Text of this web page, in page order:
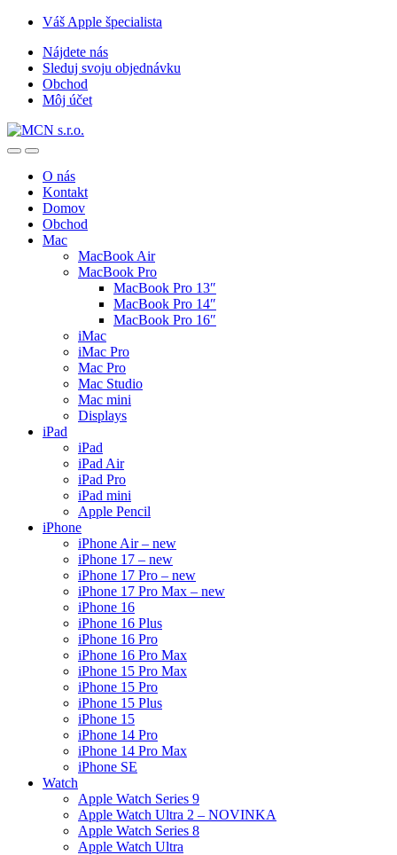
Skip
navigation
Skip
content
Váš Apple špecialista
Nájdete nás
Sleduj svoju objednávku
Obchod
Môj účet
O nás
Kontakt
Domov
Obchod
Mac
MacBook Air
MacBook Pro
MacBook Pro 13″
MacBook Pro 14″
MacBook Pro 16″
iMac
iMac Pro
Mac Pro
Mac Studio
Mac mini
Displays
iPad
iPad
iPad Air
iPad Pro
iPad mini
Apple Pencil
iPhone
iPhone Air – new
iPhone 17 – new
iPhone 17 Pro – new
iPhone 17 Pro Max – new
iPhone 16
iPhone 16 Plus
iPhone 16 Pro
iPhone 16 Pro Max
iPhone 15 Pro Max
iPhone 15 Pro
iPhone 15 Plus
iPhone 15
iPhone 14 Pro
iPhone 14 Pro Max
iPhone SE
Watch
Apple Watch Series 9
Apple Watch Ultra 2 – NOVINKA
Apple Watch Series 8
Apple Watch Ultra